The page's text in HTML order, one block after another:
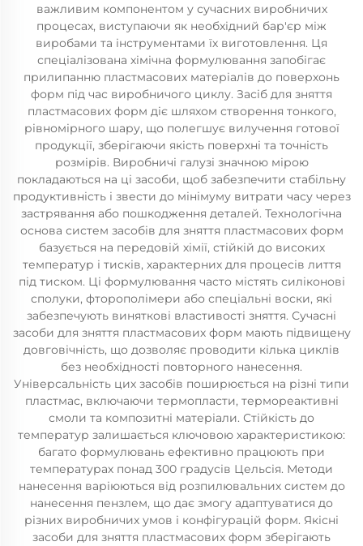
важливим компонентом у сучасних виробничих
процесах, виступаючи як необхідний бар'єр між
виробами та інструментами їх виготовлення. Ця
спеціалізована хімічна формулювання запобігає
прилипанню пластмасових матеріалів до поверхонь
форм під час виробничого циклу. Засіб для зняття
пластмасових форм діє шляхом створення тонкого,
рівномірного шару, що полегшує вилучення готової
продукції, зберігаючи якість поверхні та точність
розмірів. Виробничі галузі значною мірою
покладаються на ці засоби, щоб забезпечити стабільну
продуктивність і звести до мінімуму витрати часу через
застрявання або пошкодження деталей. Технологічна
основа систем засобів для зняття пластмасових форм
базується на передовій хімії, стійкій до високих
температур і тисків, характерних для процесів лиття
під тиском. Ці формулювання часто містять силіконові
сполуки, фторополімери або спеціальні воски, які
забезпечують виняткові властивості зняття. Сучасні
засоби для зняття пластмасових форм мають підвищену
довговічність, що дозволяє проводити кілька циклів
без необхідності повторного нанесення.
Універсальність цих засобів поширюється на різні типи
пластмас, включаючи термопласти, термореактивні
смоли та композитні матеріали. Стійкість до
температур залишається ключовою характеристикою:
багато формулювань ефективно працюють при
температурах понад 300 градусів Цельсія. Методи
нанесення варіюються від розпилювальних систем до
нанесення пензлем, що дає змогу адаптуватися до
різних виробничих умов і конфігурацій форм. Якісні
засоби для зняття пластмасових форм зберігають